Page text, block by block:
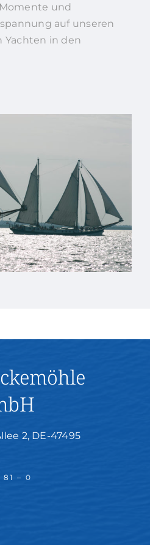
und
auf unseren
Yachten in den
2, DE-47495
– 0